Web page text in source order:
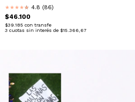
★★★★★
★ 4.8 (86)
$46.100
$39.185 con transfe
3 cuotas sin interés de $15.366,67